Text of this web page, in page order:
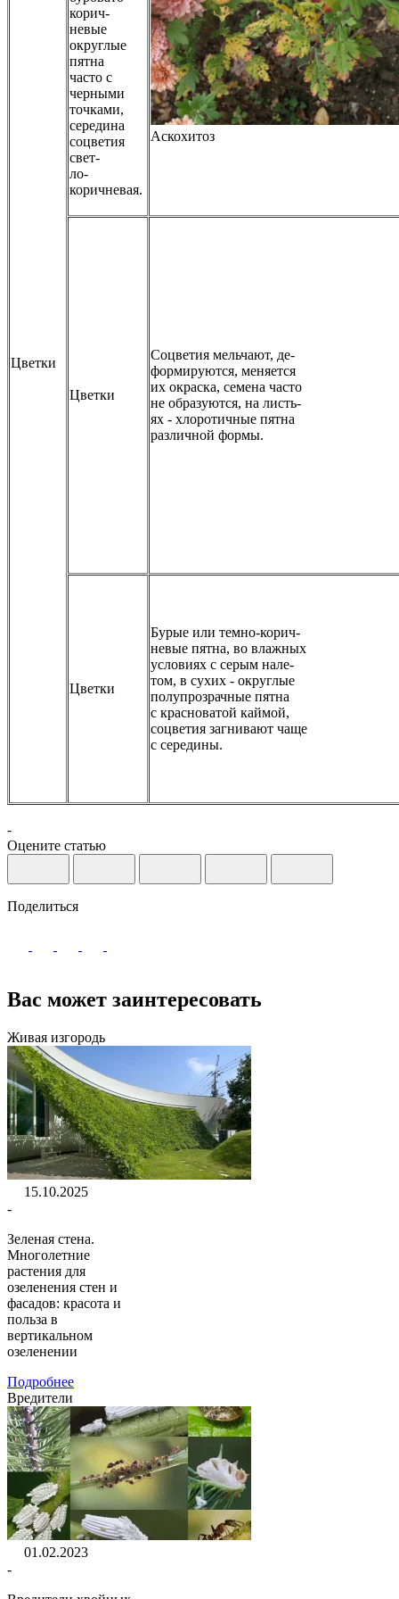
Цветки
корич-
невые
округлые
пятна
часто с
черными
точками,
середина
соцветия
свет-
ло-
коричневая.
Аскохитоз
Цветки
Соцветия мельчают, де-
формируются, меняется
их окраска, семена часто
не образуются, на листь-
ях - хлоротичные пятна
различной формы.
Цветки
Бурые или темно-корич-
невые пятна, во влажных
условиях с серым нале-
том, в сухих - округлые
полупрозрачные пятна
с красноватой каймой,
соцветия загнивают чаще
с середины.
-
Оцените статью
Поделиться
Вас может заинтересовать
Живая изгородь
15.10.2025
-
Зеленая стена.
Многолетние
растения для
озеленения стен и
фасадов: красота и
польза в
вертикальном
озеленении
Подробнее
Вредители
01.02.2023
-